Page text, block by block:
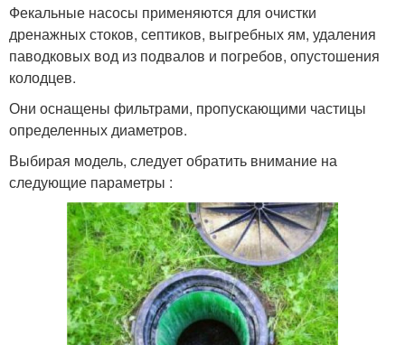
Фекальные насосы применяются для очистки
дренажных стоков, септиков, выгребных ям, удаления
паводковых вод из подвалов и погребов, опустошения
колодцев.
Они оснащены фильтрами, пропускающими частицы
определенных диаметров.
Выбирая модель, следует обратить внимание на
следующие параметры :